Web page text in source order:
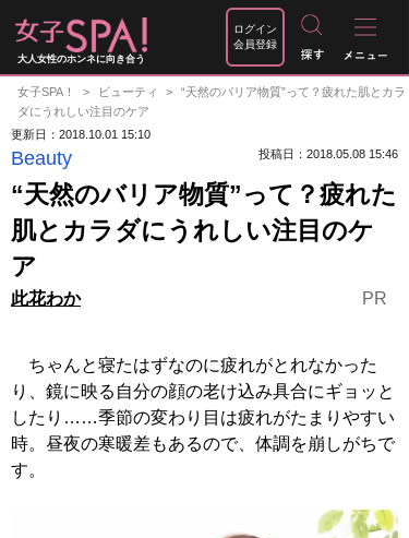
大人女性のホンネに向き合う
ログイン
会員登録
女子SPA！ ビューティ
“天然のバリア物質”って？疲れた肌とカラ
ダにうれしい注目のケア
更新日：2018.10.01 15:10
Beauty 投稿日：2018.05.08 15:46
“天然のバリア物質”って？疲れた
肌とカラダにうれしい注目のケ
ア
此花わか PR
ちゃんと寝たはずなのに疲れがとれなかった
り、鏡に映る自分の顔の老け込み具合にギョッと
したり……季節の変わり目は疲れがたまりやすい
時。昼夜の寒暖差もあるので、体調を崩しがちで
す。